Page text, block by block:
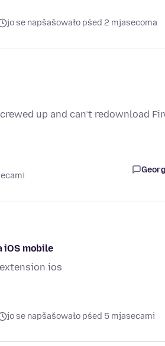
jo se napšašowało pśed 2 mjasecoma
up and can’t redownload
iOS mobile
ios
jo se napšašowało pśed 5 mjasecami